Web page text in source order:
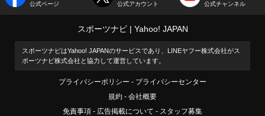
公式ページ
公式アカウント
公式チャンネル
スポーツナビ Yahoo! JAPAN
スポーツナビはYahoo! JAPANのサービスであり、LINEヤフー株式会社がス
ポーツナビ株式会社と協力して運営しています。
プライバシーポリシー
プライバシーセンター
規約
会社概要
免責事項
広告掲載について スタッフ募集